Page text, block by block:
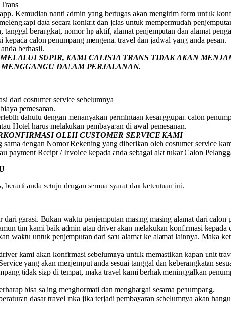
Kemudian nanti admin yang bertugas akan mengirim form untuk
data secara konkrit dan jelas untuk mempermudah
berangkat, nomor hp aktif, alamat penjemputan dan alamat
calon penumpang mengenai travel dan jadwal yang anda pesan.
berhasil.
SUPIR, KAMICALISTA TRANS TIDAK AKAN
DALAM PERJALANAN.
dari costumer service sebelumnya
pemesanan.
dahulu dengan menanyakan permintaan kesanggupan calon
Hotel harus melakukan pembayaran di awal pemesanan.
OLEH CUSTOMER SERVICE KAMI
dengan Nomor Rekening yang diberikan oleh costumer service
payment Recipt / Invoice kepada anda sebagai alat tukar Calon
anda setuju dengan semua syarat dan ketentuan ini.
garasi. Bukan waktu penjemputan masing masing alamat dari calon
tim kami baik admin atau driver akan melakukan konfirmasi kepada
waktu untuk penjemputan dari satu alamat ke alamat lainnya. Maka
kami akan konfirmasi sebelumnya untuk memastikan kapan unit
yang akan menjemput anda sesuai tanggal dan keberangkatan
tidak siap di tempat, maka travel kami berhak meninggalkan
bisa saling menghormati dan menghargai sesama penumpang.
dasar travel mka jika terjadi pembayaran sebelumnya akan